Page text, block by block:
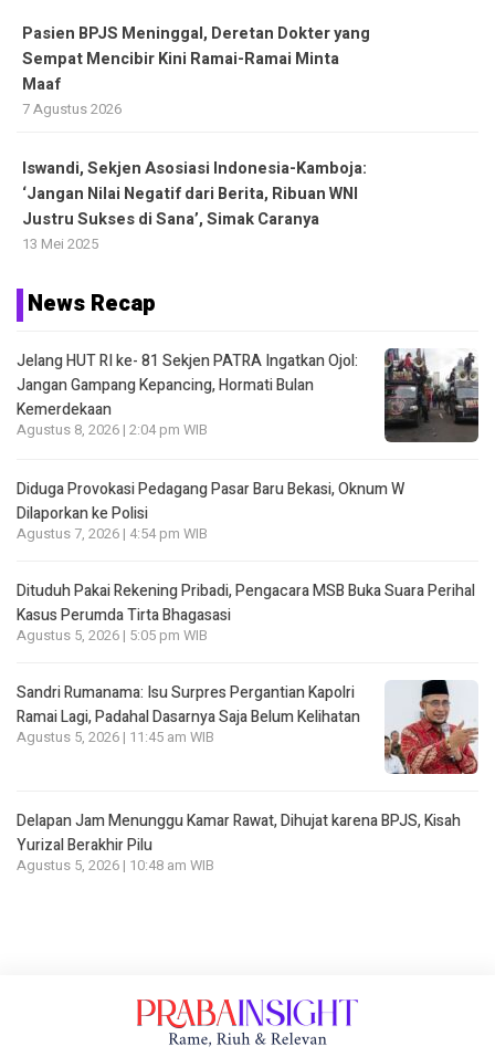
Pasien BPJS Meninggal, Deretan Dokter yang
Sempat Mencibir Kini Ramai-Ramai Minta
Maaf
7 Agustus 2026
Iswandi, Sekjen Asosiasi Indonesia-Kamboja:
‘Jangan Nilai Negatif dari Berita, Ribuan WNI
Justru Sukses di Sana’, Simak Caranya
13 Mei 2025
News Recap
Jelang HUT RI ke- 81 Sekjen PATRA Ingatkan Ojol:
Jangan Gampang Kepancing, Hormati Bulan
Kemerdekaan
Agustus 8, 2026 | 2:04 pm WIB
Diduga Provokasi Pedagang Pasar Baru Bekasi, Oknum W
Dilaporkan ke Polisi
Agustus 7, 2026 | 4:54 pm WIB
Dituduh Pakai Rekening Pribadi, Pengacara MSB Buka Suara Perihal
Kasus Perumda Tirta Bhagasasi
Agustus 5, 2026 | 5:05 pm WIB
Sandri Rumanama: Isu Surpres Pergantian Kapolri
Ramai Lagi, Padahal Dasarnya Saja Belum Kelihatan
Agustus 5, 2026 | 11:45 am WIB
Delapan Jam Menunggu Kamar Rawat, Dihujat karena BPJS, Kisah
Yurizal Berakhir Pilu
Agustus 5, 2026 | 10:48 am WIB